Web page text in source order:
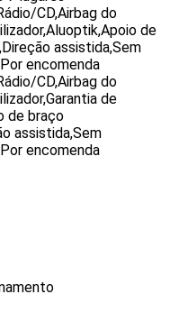
CD,Airbag do
de
assistida,Sem
encomenda
CD,Airbag do
de
de braço
assistida,Sem
encomenda